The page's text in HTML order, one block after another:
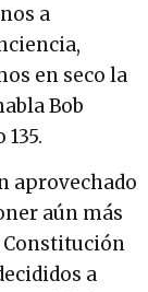
a
en seco la
Bob
aprovechado
aún más
Constitución
a